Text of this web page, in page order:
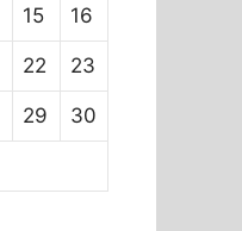
15 16
22 23
29 30